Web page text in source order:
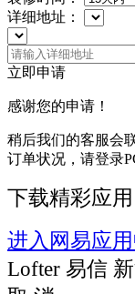
详细地址：
立即申请
感谢您的申请！
稍后我们的客服会
订单状况，请登录
下载精彩应用
进入网易应
Lofter 易信